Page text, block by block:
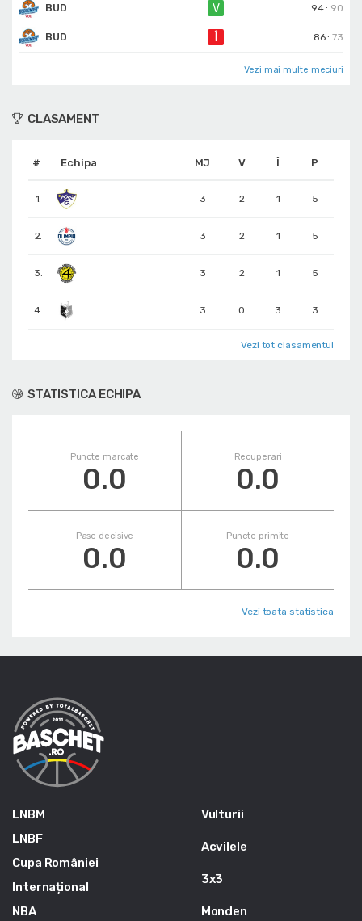
BUD V 94 : 90
BUD 86 :73
Vezi mai multe meciuri
CLASAMENT
# Echipa MJ V Î P
1. 3 2 1 5
2. 3 2 1 5
3. 3 2 1 5
4. 3 0 3 3
Vezi tot clasamentul
STATISTICA ECHIPA
Puncte marcate
0.0
Recuperari
0.0
Pase decisive
0.0
Puncte primite
0.0
Vezi toata statistica
LNBM
LNBF
Cupa României
Internațional
NBA
Vulturii
Acvilele
3x3
Monden